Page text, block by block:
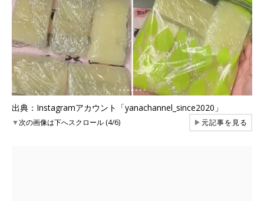
出典：Instagramアカウント「yanachannel_since2020」
▼次の画像は下へスクロール (4/6) ▶元記事を見る